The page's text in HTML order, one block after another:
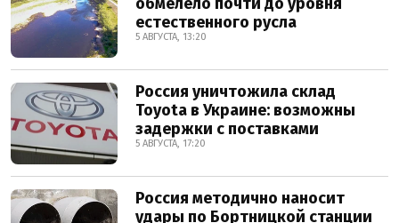
естественного русла
5 АВГУСТА, 13:20
Россия уничтожила склад
Toyota в Украине: возможны
задержки с поставками
5 АВГУСТА, 17:20
Россия методично наносит
удары по Бортницкой станции